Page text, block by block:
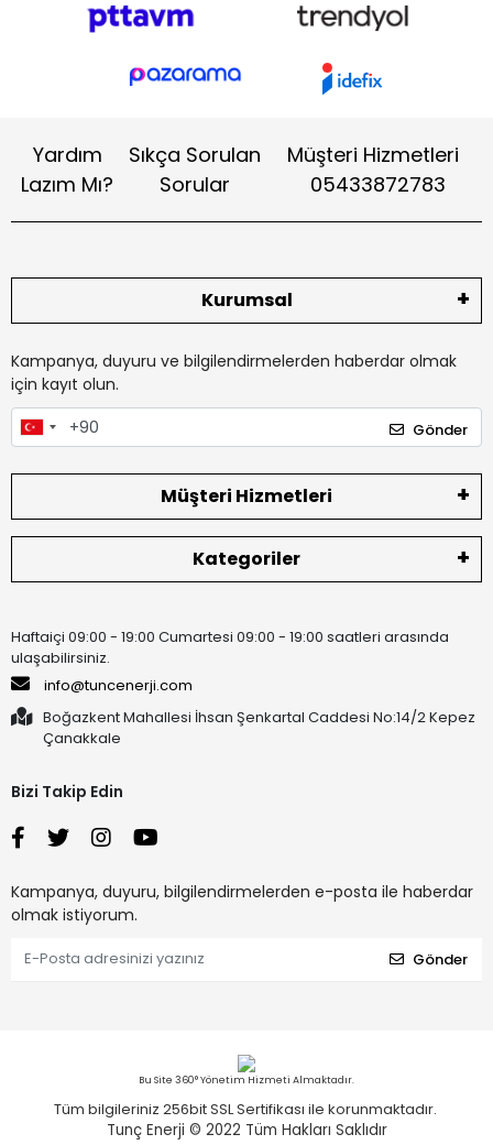
Yardım
Lazım Mı?
Sıkça Sorulan
Sorular
Müşteri Hizmetleri
05433872783
Kurumsal
Kampanya, duyuru ve bilgilendirmelerden haberdar olmak
için kayıt olun.
Gönder
Müşteri Hizmetleri
Kategoriler
Haftaiçi 09:00 - 19:00 Cumartesi 09:00 - 19:00 saatleri arasında
ulaşabilirsiniz.
info@tuncenerji.com
Boğazkent Mahallesi İhsan Şenkartal Caddesi No:14/2 Kepez
Çanakkale
Bizi Takip Edin
Kampanya, duyuru, bilgilendirmelerden e-posta ile haberdar
olmak istiyorum.
Gönder
Bu Site 360° Yönetim Hizmeti Almaktadır.
Tüm bilgileriniz 256bit SSL Sertifikası ile korunmaktadır.
Tunç Enerji © 2022 Tüm Hakları Saklıdır